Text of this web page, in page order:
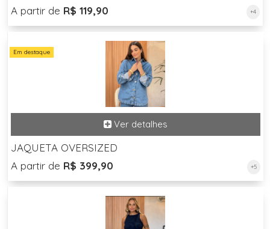
A partir de R$ 119,90 +4
Em destaque
JAQUETA OVERSIZED
A partir de R$ 399,90 +5